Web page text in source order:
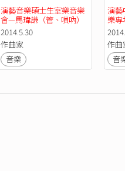
演藝音樂碩士生室樂音樂
會—馬瑋謙（管、嗩吶）
2014.5.30
作曲家
音樂
演藝
樂專
作曲
音